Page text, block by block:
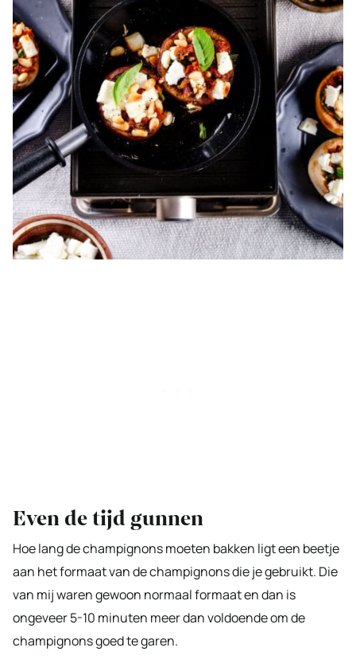
Even de tijd gunnen
Hoe lang de champignons moeten bakken ligt een beetje
aan het formaat van de champignons die je gebruikt. Die
van mij waren gewoon normaal formaat en dan is
ongeveer 5-10 minuten meer dan voldoende om de
champignons goed te garen.